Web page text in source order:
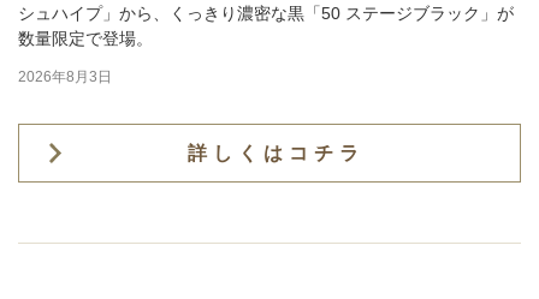
シュハイプ」から、くっきり濃密な黒「50 ステージブラック」が
数量限定で登場。
2026年8月3日
詳しくはコチラ